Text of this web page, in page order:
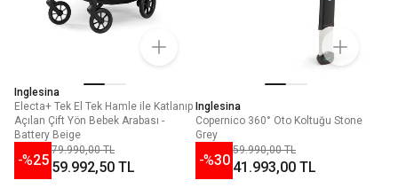
Inglesina
Electa+ Tek El Tek Hamle ile Katlanıp
Açılan Çift Yön Bebek Arabası -
Battery Beige
-%25
79.990,00 TL
59.992,50 TL
Inglesina
Copernico 360° Oto Koltuğu Stone
Grey
-%30
59.990,00 TL
41.993,00 TL